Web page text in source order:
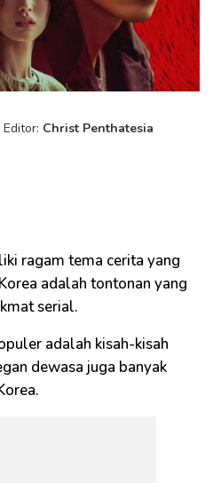
Editor: Christ Penthatesia
ragam tema cerita yang
adalah tontonan yang
serial.
adalah kisah-kisah
dewasa juga banyak